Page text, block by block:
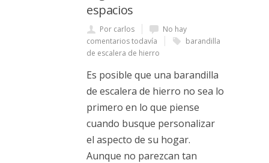
espacios
Por carlos
No hay
comentarios todavía
barandilla
de escalera de hierro
Es posible que una barandilla
de escalera de hierro no sea lo
primero en lo que piense
cuando busque personalizar
el aspecto de su hogar.
Aunque no parezcan tan